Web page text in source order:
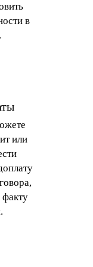
в
или
факту